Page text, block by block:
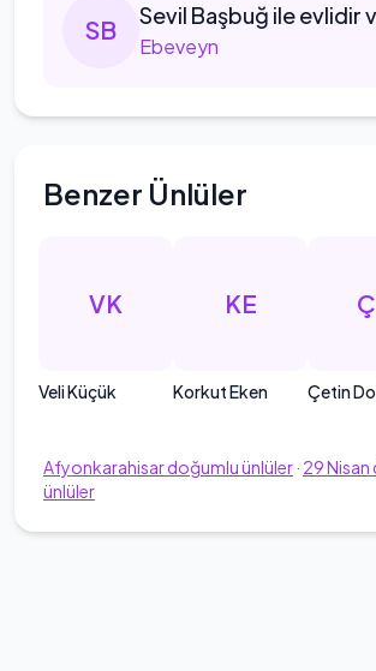
SB Sevil Başbuğ ile evlidir
Ebeveyn
Benzer Ünlüler
VK
Veli Küçük
KE
Korkut Eken Çetin
Afyonkarahisardoğumlu ünlüler· 29Nisan
ünlüler